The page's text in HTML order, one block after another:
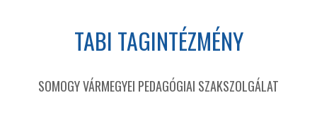
TABI TAGINTÉZMÉNY
SOMOGY VÁRMEGYEI PEDAGÓGIAI SZAKSZOLGÁLAT